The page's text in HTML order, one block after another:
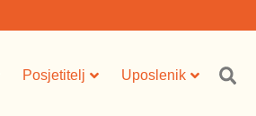
Posjetitelj Uposlenik